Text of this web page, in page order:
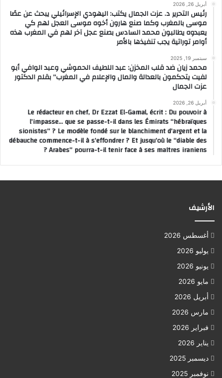
أبريل 26, 2026
رئيس التحرير د. عزت الجمال يكتب: اليهودي الإسرائيلي يبحث عن عصًا
موسى بالمغرب وكما صنع هارون أخوه موسى العجل لهم كي
يعبدوه يطالبون محمد السادس بصنع عجل آخر لهم في المغرب هذه
أوامر توراتية يجب تنفيذها بالأمر
سبتمبر 19, 2025
محمد زيان ضد قلب المخزن: عبد اللطيف الحموشي وعبد الوافي أبو
لفيت يتحكمون بالعدالة والمال والإعلام في المغرب” بقلم الدكتور
عزت الجمال
أبريل 26, 2026
Le rédacteur en chef, Dr Ezzat El-Gamal, écrit : Du pouvoir à
l’impasse… que se passe-t-il dans les Émirats “hébraïques
sionistes” ? Le modèle fondé sur le blanchiment d’argent et la
débauche commence-t-il à s’effondrer ? Et jusqu’où le “diable des
Arabes” pourra-t-il tenir face à ses maîtres iraniens ?
الأرشيف
أغسطس 2026
يوليو 2026
يونيو 2026
مايو 2026
أبريل 2026
مارس 2026
فبراير 2026
يناير 2026
ديسمبر 2025
نوفمبر 2025